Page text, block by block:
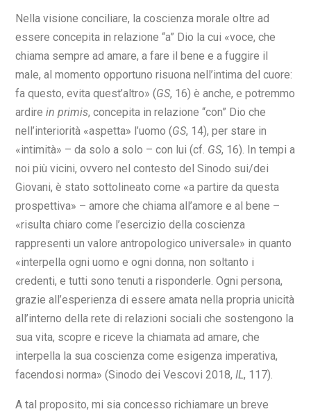
Nella visione conciliare, la coscienza morale oltre ad
essere concepita in relazione “a” Dio la cui «voce, che
chiama sempre ad amare, a fare il bene e a fuggire il
male, al momento opportuno risuona nell’intima del cuore:
fa questo, evita quest’altro» (GS, 16) è anche, e potremmo
ardire in primis, concepita in relazione “con” Dio che
nell’interiorità «aspetta» l’uomo (GS, 14), per stare in
«intimità» – da solo a solo – con lui (cf. GS, 16). In tempi a
noi più vicini, ovvero nel contesto del Sinodo sui/dei
Giovani, è stato sottolineato come «a partire da questa
prospettiva» – amore che chiama all’amore e al bene –
«risulta chiaro come l’esercizio della coscienza
rappresenti un valore antropologico universale» in quanto
«interpella ogni uomo e ogni donna, non soltanto i
credenti, e tutti sono tenuti a risponderle. Ogni persona,
grazie all’esperienza di essere amata nella propria unicità
all’interno della rete di relazioni sociali che sostengono la
sua vita, scopre e riceve la chiamata ad amare, che
interpella la sua coscienza come esigenza imperativa,
facendosi norma» (Sinodo dei Vescovi 2018, IL, 117).
A tal proposito, mi sia concesso richiamare un breve